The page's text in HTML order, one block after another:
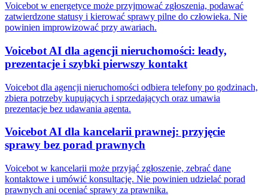
Voicebot w energetyce może przyjmować zgłoszenia, podawać
zatwierdzone statusy i kierować sprawy pilne do człowieka. Nie
powinien improwizować przy awariach.
Voicebot AI dla agencji nieruchomości: leady,
prezentacje i szybki pierwszy kontakt
Voicebot dla agencji nieruchomości odbiera telefony po godzinach,
zbiera potrzeby kupujących i sprzedających oraz umawia
prezentacje bez udawania agenta.
Voicebot AI dla kancelarii prawnej: przyjęcie
sprawy bez porad prawnych
Voicebot w kancelarii może przyjąć zgłoszenie, zebrać dane
kontaktowe i umówić konsultację. Nie powinien udzielać porad
prawnych ani oceniać sprawy za prawnika.